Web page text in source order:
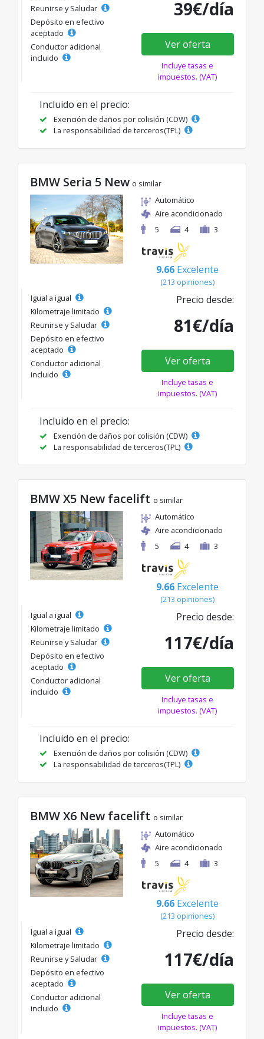
Reunirse y Saludar
Depósito en efectivo
aceptado
Conductor adicional
incluido
39€/día
Ver oferta
Incluye tasas e
impuestos. (VAT)
Incluido en el precio:
Exención de daños por colisión (CDW)
La responsabilidad de terceros(TPL)
BMW Seria 5 New o similar
Automático
Aire acondicionado
5
4 3
9.66 Excelente
(213 opiniones)
Igual a igual
Kilometraje limitado
Reunirse y Saludar
Depósito en efectivo
aceptado
Conductor adicional
incluido
Precio desde:
81€/día
Ver oferta
Incluye tasas e
impuestos. (VAT)
Incluido en el precio:
Exención de daños por colisión (CDW)
La responsabilidad de terceros(TPL)
BMW X5 New facelift o similar
Automático
Aire acondicionado
5
4 3
9.66 Excelente
(213 opiniones)
Igual a igual
Kilometraje limitado
Reunirse y Saludar
Depósito en efectivo
aceptado
Conductor adicional
incluido
Precio desde:
117€/día
Ver oferta
Incluye tasas e
impuestos. (VAT)
Incluido en el precio:
Exención de daños por colisión (CDW)
La responsabilidad de terceros(TPL)
BMW X6 New facelift o similar
Automático
Aire acondicionado
5
4 3
9.66 Excelente
(213 opiniones)
Igual a igual
Kilometraje limitado
Reunirse y Saludar
Depósito en efectivo
aceptado
Conductor adicional
incluido
Precio desde:
117€/día
Ver oferta
Incluye tasas e
impuestos. (VAT)